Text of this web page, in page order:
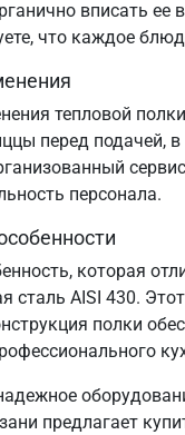
вписать ее
что каждое
тепловой
перед подачей,
персонала.
которая
AISI 430.
полки
предлагает